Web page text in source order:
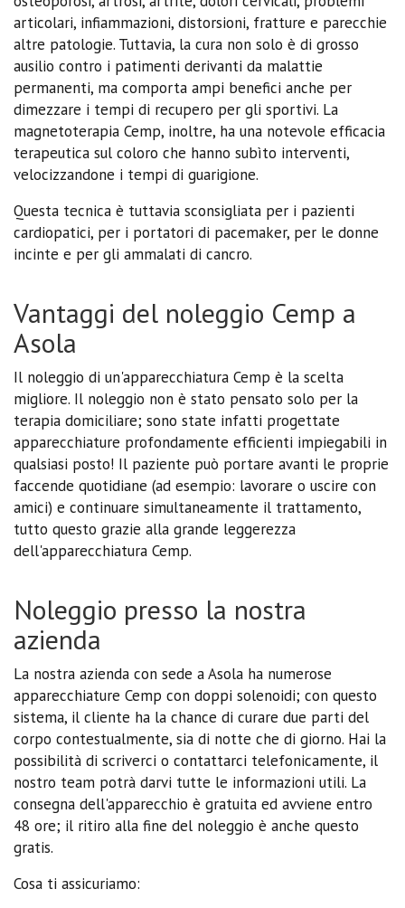
articolari, infiammazioni, distorsioni, fratture e parecchie
altre patologie. Tuttavia, la cura non solo è di grosso
ausilio contro i patimenti derivanti da malattie
permanenti, ma comporta ampi benefici anche per
dimezzare i tempi di recupero per gli sportivi. La
magnetoterapia Cemp, inoltre, ha una notevole efficacia
terapeutica sul coloro che hanno subìto interventi,
velocizzandone i tempi di guarigione.
Questa tecnica è tuttavia sconsigliata per i pazienti
cardiopatici, per i portatori di pacemaker, per le donne
incinte e per gli ammalati di cancro.
Vantaggi del noleggio Cemp a
Asola
Il noleggio di un'apparecchiatura Cemp è la scelta
migliore. Il noleggio non è stato pensato solo per la
terapia domiciliare; sono state infatti progettate
apparecchiature profondamente efficienti impiegabili in
qualsiasi posto! Il paziente può portare avanti le proprie
faccende quotidiane (ad esempio: lavorare o uscire con
amici) e continuare simultaneamente il trattamento,
tutto questo grazie alla grande leggerezza
dell'apparecchiatura Cemp.
Noleggio presso la nostra
azienda
La nostra azienda con sede a Asola ha numerose
apparecchiature Cemp con doppi solenoidi; con questo
sistema, il cliente ha la chance di curare due parti del
corpo contestualmente, sia di notte che di giorno. Hai la
possibilità di scriverci o contattarci telefonicamente, il
nostro team potrà darvi tutte le informazioni utili. La
consegna dell'apparecchio è gratuita ed avviene entro
48 ore; il ritiro alla fine del noleggio è anche questo
gratis.
Cosa ti assicuriamo: